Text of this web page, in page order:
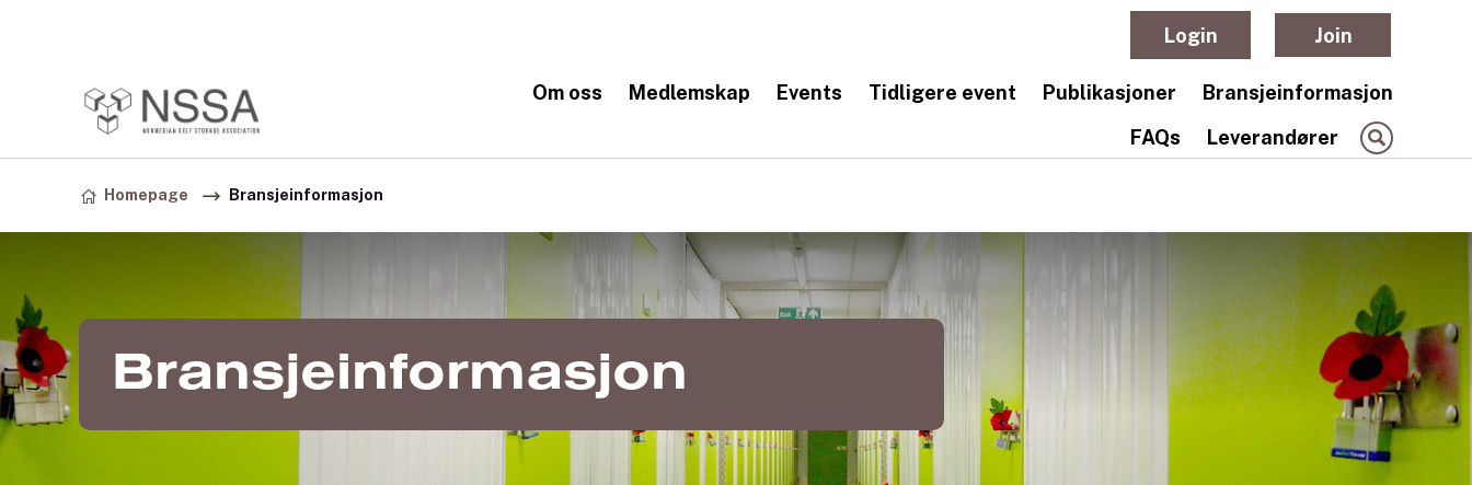
Login Join
Skip to content
Om oss Medlemskap Events Tidligere event Publikasjoner
Bransjeinformasjon
FAQs
Leverandører
Homepage Bransjeinformasjon
Bransjeinformasjon